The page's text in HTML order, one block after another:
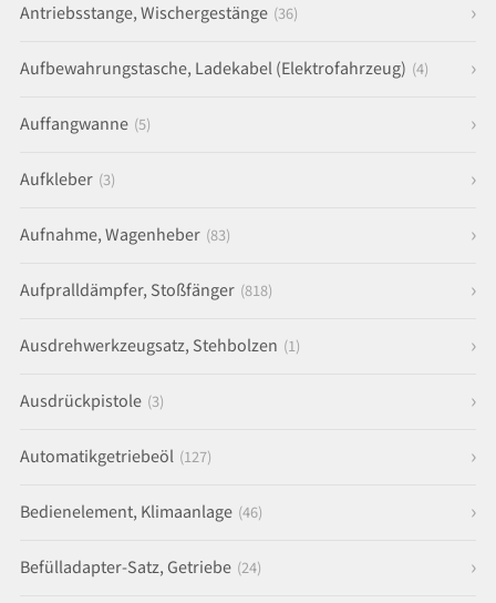
Antriebsstange, Wischergestänge (36)
Aufbewahrungstasche, Ladekabel (Elektrofahrzeug) (4)
Auffangwanne (5)
Aufkleber (3)
Aufnahme, Wagenheber (83)
Aufpralldämpfer, Stoßfänger (818)
Ausdrehwerkzeugsatz, Stehbolzen (1)
Ausdrückpistole (3)
Automatikgetriebeöl (127)
Bedienelement, Klimaanlage (46)
Befülladapter-Satz, Getriebe (24)